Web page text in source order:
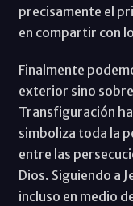
precisamente el
en compartir con
Finalmente
exterior sino
Transfiguración
simboliza toda la
entre las
Dios. Siguiendo a
incluso en medio